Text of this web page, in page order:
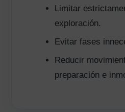
Limitar
exploración.
Evitar fases
Reducir
preparación e